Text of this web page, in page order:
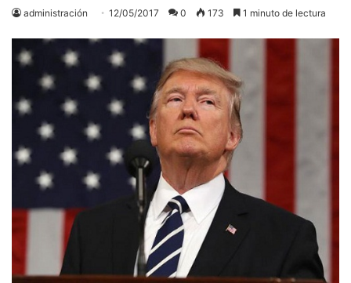
administración 12/05/2017 0 173 1 minuto de lectura